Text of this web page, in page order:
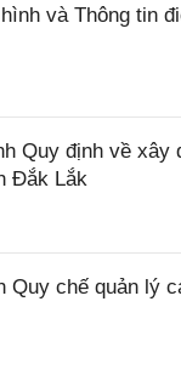
và Thông tin
Quy định về xây
Đắk Lắk
Quy chế quản lý